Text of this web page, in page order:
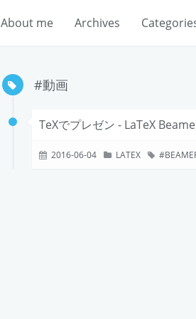
About me Archives
#動画
TeXでプレゼン - LaTeX
2016-06-04 LATEX